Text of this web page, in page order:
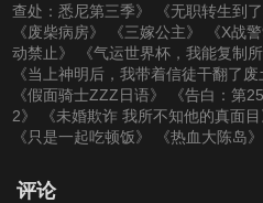
查处：悉尼第三季》
《无职转生到
《废柴病房》
《三嫁公主》 《X战
动禁止》
《气运世界杯，我能复制
《当上神明后，我带着信徒干翻了废
《假面骑士ZZZ日语》
《告白：第
2》
《未婚欺诈 我所不知他的真面目
《只是一起吃顿饭》
《热血大陈岛》
评论